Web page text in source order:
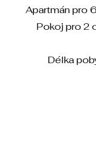
Apartmán pro
Pokoj pro 2
Délka